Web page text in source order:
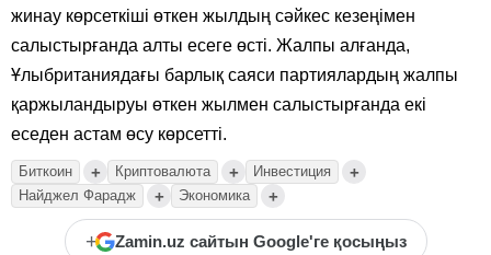
жинау көрсеткіші өткен жылдың сәйкес кезеңімен
салыстырғанда алты есеге өсті. Жалпы алғанда,
Ұлыбританиядағы барлық саяси партиялардың жалпы
қаржыландыруы өткен жылмен салыстырғанда екі
еседен астам өсу көрсетті.
Биткоин + Криптовалюта + Инвестиция +
Найджел Фарадж + Экономика +
+ Zamin.uz сайтын Google'ге қосыңыз